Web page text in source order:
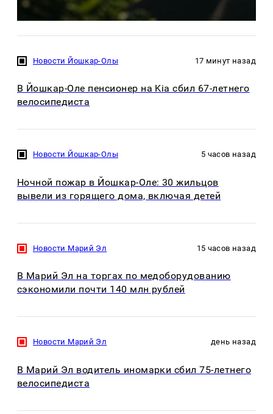
Новости Йошкар-Олы 17 минут назад
В Йошкар-Оле пенсионер на Kia сбил 67-летнего
велосипедиста
Новости Йошкар-Олы 5 часов назад
Ночной пожар в Йошкар-Оле: 30 жильцов
вывели из горящего дома, включая детей
Новости Марий Эл 15 часов назад
В Марий Эл на торгах по медоборудованию
сэкономили почти 140 млн рублей
Новости Марий Эл день назад
В Марий Эл водитель иномарки сбил 75-летнего
велосипедиста